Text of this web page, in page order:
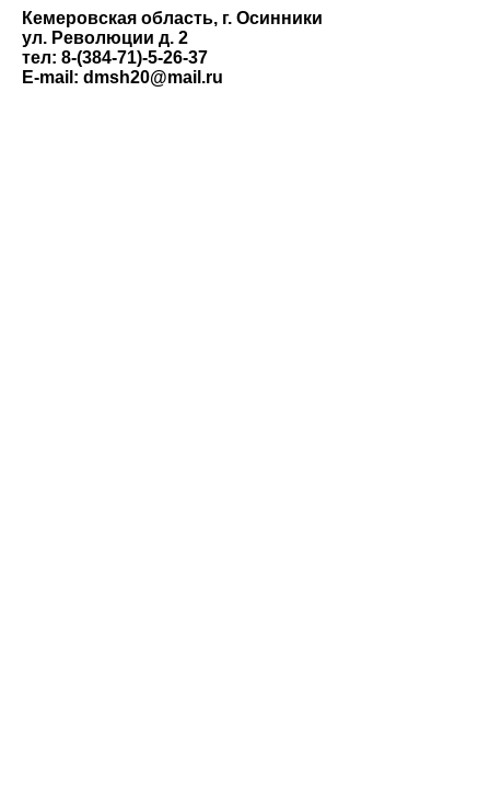
Кемеровская область, г. Осинники
ул. Революции д. 2
тел: 8-(384-71)-5-26-37
E-mail: dmsh20@mail.ru